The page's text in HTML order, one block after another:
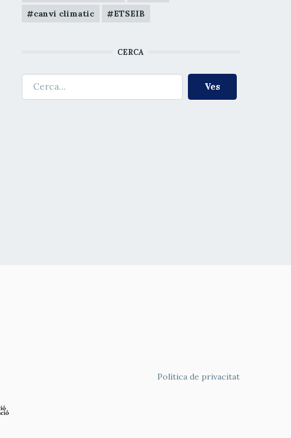
canvi climatic
ETSEIB
CERCA
FOOTER
Política de privacitat